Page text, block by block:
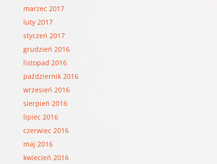
marzec 2017
luty 2017
styczeń 2017
grudzień 2016
listopad 2016
październik 2016
wrzesień 2016
sierpień 2016
lipiec 2016
czerwiec 2016
maj 2016
kwiecień 2016